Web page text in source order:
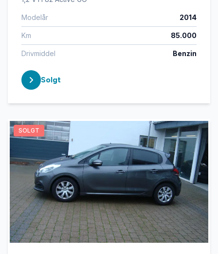
Modelår 2014
Km 85.000
Drivmiddel Benzin
Solgt
SOLGT